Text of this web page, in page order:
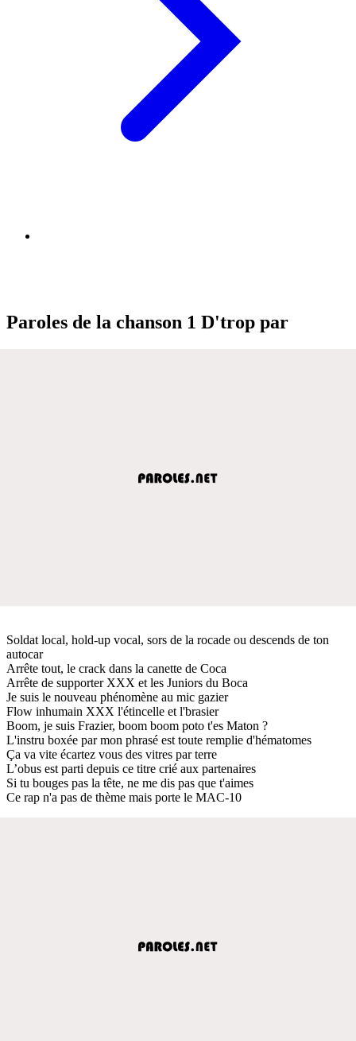
Paroles de la chanson 1 D'trop par
Soldat local, hold-up vocal, sors de la rocade ou descends de ton
autocar
Arrête tout, le crack dans la canette de Coca
Arrête de supporter XXX et les Juniors du Boca
Je suis le nouveau phénomène au mic gazier
Flow inhumain XXX l'étincelle et l'brasier
Boom, je suis Frazier, boom boom poto t'es Maton ?
L'instru boxée par mon phrasé est toute remplie d'hématomes
Ça va vite écartez vous des vitres par terre
L’obus est parti depuis ce titre crié aux partenaires
Si tu bouges pas la tête, ne me dis pas que t'aimes
Ce rap n'a pas de thème mais porte le MAC-10